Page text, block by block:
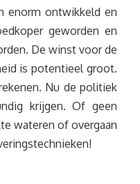
enorm ontwikkeld en
geworden en
De winst voor de
is potentieel groot.
Nu de politiek
krijgen. Of geen
wateren of overgaan